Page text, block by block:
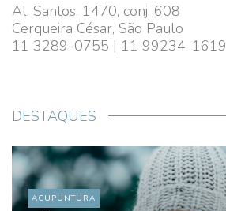
Al. Santos, 1470, conj. 608
Cerqueira César, São Paulo
11 3289-0755 | 11 99234-1619
DESTAQUES
ACUPUNTURA